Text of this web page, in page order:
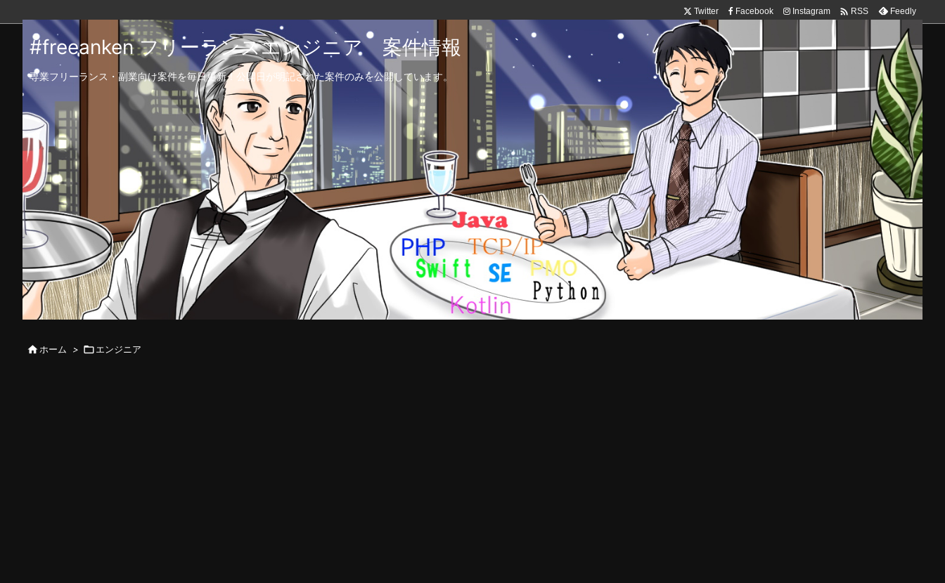
Twitter Facebook Instagram  RSS Feedly
#freeanken フリーランスエンジニア 案件情報
専業フリーランス・副業向け案件を毎日更新！公開日が明記された案件のみを公開しています。
 ホーム > エンジニア